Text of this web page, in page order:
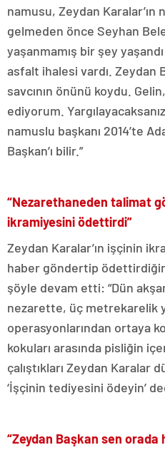
namusu, Zeydan
gelmeden önce Seyhan
yaşanmamış bir şey
asfalt ihalesi vardı. Zeydan
savcının önünü koydu.
ediyorum.
namuslu başkanı 2014’te
Başkan’ı bilir.”
“Nezarethaneden talimat
ikramiyesini ödettirdi”
Zeydan Karalar’ın işçinin
haber göndertip
şöyle devam etti: “Dün
nezarette, üç metrekarelik
operasyonlarından ortaya
kokuları arasında pisliğin
çalıştıkları Zeydan Karalar
‘İşçinin tediyesini ödeyin’
“Zeydan Başkan sen